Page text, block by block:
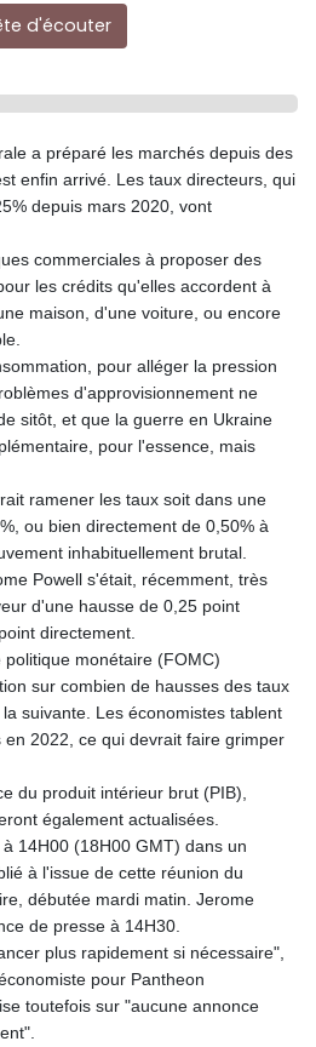
d'écouter
a préparé les marchés depuis des
enfin arrivé. Les taux directeurs, qui
depuis mars 2020, vont
commerciales à proposer des
les crédits qu'elles accordent à
maison, d'une voiture, ou encore
pour alléger la pression
d'approvisionnement ne
sitôt, et que la guerre en Ukraine
pour l'essence, mais
ramener les taux soit dans une
ou bien directement de 0,50% à
inhabituellement brutal.
Powell s'était, récemment, très
d'une hausse de 0,25 point
directement.
monétaire (FOMC)
sur combien de hausses des taux
suivante. Les économistes tablent
2022, ce qui devrait faire grimper
du produit intérieur brut (PIB),
également actualisées.
14H00 (18H00 GMT) dans un
à l'issue de cette réunion du
débutée mardi matin. Jerome
de presse à 14H30.
plus rapidement si nécessaire",
pour Pantheon
toutefois sur "aucune annonce